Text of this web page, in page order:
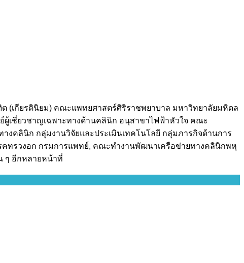
(เกียรตินิยม) คณะแพทยศาสตร์ศิริราชพยาบาล มหาวิทยาลัยมหิดล
เชี่ยวชาญเฉพาะทางด้านคลินิก อนุสาขาไฟฟ้าหัวใจ คณะ
คลินิก กลุ่มงานวิจัยและประเมินเทคโนโลยี กลุ่มภารกิจด้านการ
ทรวงอก กรมการแพทย์, คณะทำงานพัฒนาเครือข่ายทางคลินิกพหุ
ๆ อีกหลายหน้าที่